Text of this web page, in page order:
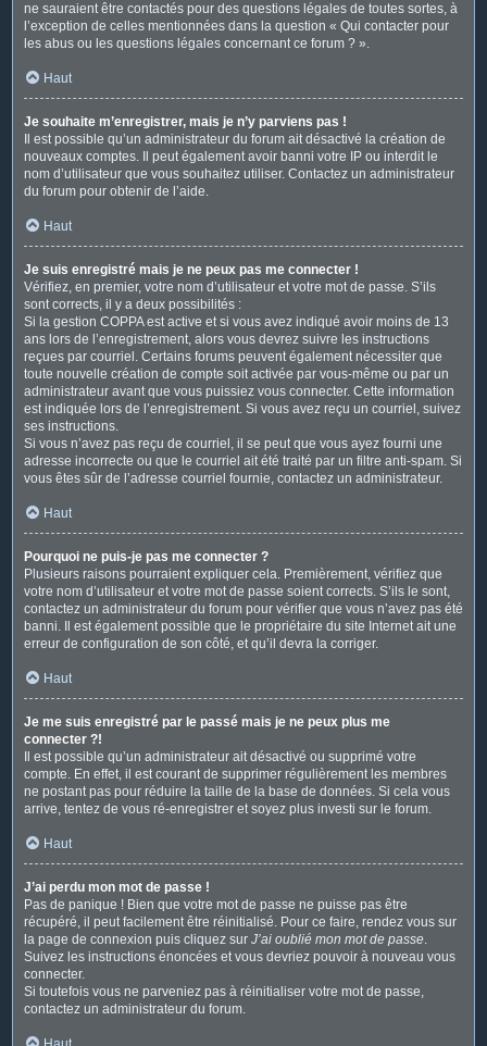
ne sauraient être contactés pour des questions légales de toutes sortes, à
l’exception de celles mentionnées dans la question « Qui contacter pour
les abus ou les questions légales concernant ce forum ? ».
Haut
Je souhaite m’enregistrer, mais je n’y parviens pas !
Il est possible qu’un administrateur du forum ait désactivé la création de
nouveaux comptes. Il peut également avoir banni votre IP ou interdit le
nom d’utilisateur que vous souhaitez utiliser. Contactez un administrateur
du forum pour obtenir de l’aide.
Haut
Je suis enregistré mais je ne peux pas me connecter !
Vérifiez, en premier, votre nom d’utilisateur et votre mot de passe. S’ils
sont corrects, il y a deux possibilités :
Si la gestion COPPA est active et si vous avez indiqué avoir moins de 13
ans lors de l’enregistrement, alors vous devrez suivre les instructions
reçues par courriel. Certains forums peuvent également nécessiter que
toute nouvelle création de compte soit activée par vous-même ou par un
administrateur avant que vous puissiez vous connecter. Cette information
est indiquée lors de l’enregistrement. Si vous avez reçu un courriel, suivez
ses instructions.
Si vous n’avez pas reçu de courriel, il se peut que vous ayez fourni une
adresse incorrecte ou que le courriel ait été traité par un filtre anti-spam. Si
vous êtes sûr de l’adresse courriel fournie, contactez un administrateur.
Haut
Pourquoi ne puis-je pas me connecter ?
Plusieurs raisons pourraient expliquer cela. Premièrement, vérifiez que
votre nom d’utilisateur et votre mot de passe soient corrects. S’ils le sont,
contactez un administrateur du forum pour vérifier que vous n’avez pas été
banni. Il est également possible que le propriétaire du site Internet ait une
erreur de configuration de son côté, et qu’il devra la corriger.
Haut
Je me suis enregistré par le passé mais je ne peux plus me
connecter ?!
Il est possible qu’un administrateur ait désactivé ou supprimé votre
compte. En effet, il est courant de supprimer régulièrement les membres
ne postant pas pour réduire la taille de la base de données. Si cela vous
arrive, tentez de vous ré-enregistrer et soyez plus investi sur le forum.
Haut
J’ai perdu mon mot de passe !
Pas de panique ! Bien que votre mot de passe ne puisse pas être
récupéré, il peut facilement être réinitialisé. Pour ce faire, rendez vous sur
la page de connexion puis cliquez sur J’ai oublié mon mot de passe.
Suivez les instructions énoncées et vous devriez pouvoir à nouveau vous
connecter.
Si toutefois vous ne parveniez pas à réinitialiser votre mot de passe,
contactez un administrateur du forum.